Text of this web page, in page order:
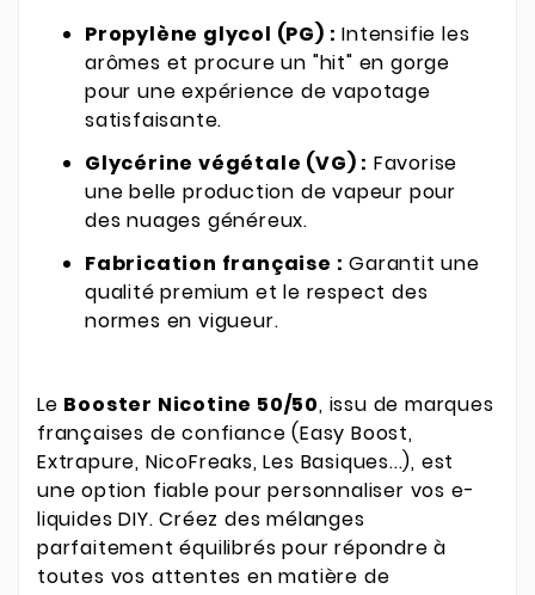
Propylène glycol (PG) : Intensifie les
arômes et procure un "hit" en gorge
pour une expérience de vapotage
satisfaisante.
Glycérine végétale (VG) : Favorise
une belle production de vapeur pour
des nuages généreux.
Fabrication française : Garantit une
qualité premium et le respect des
normes en vigueur.
Le Booster Nicotine 50/50, issu de marques
françaises de confiance (Easy Boost,
Extrapure, NicoFreaks, Les Basiques...), est
une option fiable pour personnaliser vos e-
liquides DIY. Créez des mélanges
parfaitement équilibrés pour répondre à
toutes vos attentes en matière de